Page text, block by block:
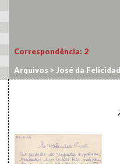
Correspondência: 2
Arquivos > José da